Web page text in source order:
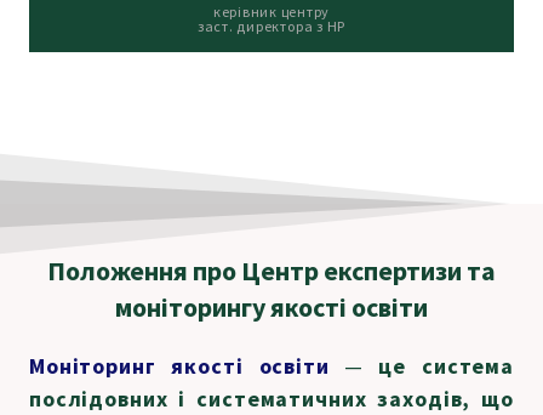
керівник центру
заст. директора з НР
Положення про Центр експертизи та
моніторингу якості освіти
Моніторинг якості освіти — це система
послідовних і cистематичних заходів, що